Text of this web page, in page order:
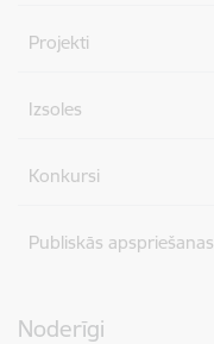
Projekti
Izsoles
Konkursi
Publiskās apspriešanas
Noderīgi